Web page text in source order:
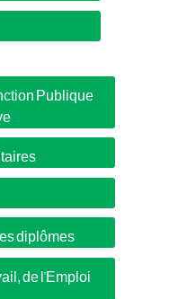
Publique
diplômes
de l'Emploi